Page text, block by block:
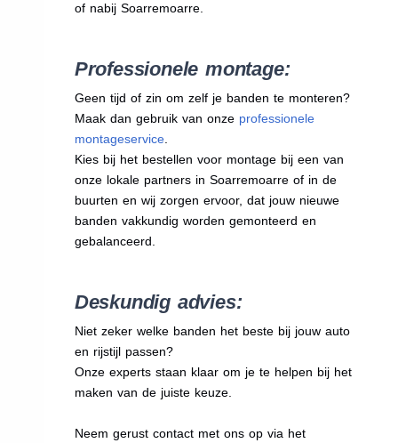
of nabij Soarremoarre.
Professionele montage:
Geen tijd of zin om zelf je banden te monteren?
Maak dan gebruik van onze professionele
montageservice.
Kies bij het bestellen voor montage bij een van
onze lokale partners in Soarremoarre of in de
buurten en wij zorgen ervoor, dat jouw nieuwe
banden vakkundig worden gemonteerd en
gebalanceerd.
Deskundig advies:
Niet zeker welke banden het beste bij jouw auto
en rijstijl passen?
Onze experts staan klaar om je te helpen bij het
maken van de juiste keuze.
Neem gerust contact met ons op via het